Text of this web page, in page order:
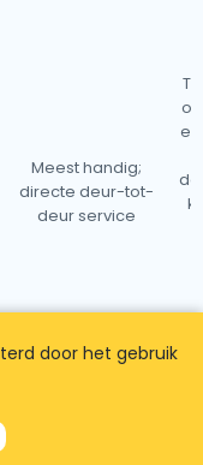
Meest handig;
directe deur-tot-
deur service
een taxiservice
door het gebruik